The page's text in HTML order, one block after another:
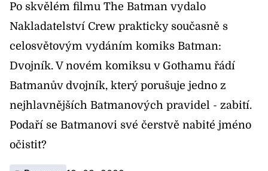
Po skvělém filmu The Batman vydalo
Nakladatelství Crew prakticky současně s
celosvětovým vydáním komiks Batman:
Dvojník. V novém komiksu v Gothamu řádí
Batmanův dvojník, který porušuje jedno z
nejhlavnějších Batmanových pravidel - zabití.
Podaří se Batmanovi své čerstvě nabité jméno
očistit?